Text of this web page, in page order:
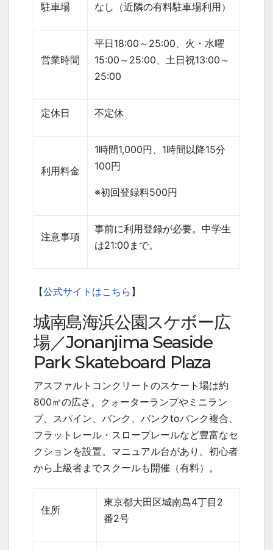
駐車場 なし（近隣の有料駐車場利用）
営業時間
平日18:00 ～ 25:00、火・水曜
15:00 ～ 25:00、土日祝13:00 ～
25:00
定休日 不定休
利用料金
1時間1,000円、 1時間以降15分
100円
※初回登録料500円
注意事項
事前に利用登録が必要。中学生
は21:00 まで。
【公式サイトはこちら 】
城南島海浜公園スケボー広
場／Jonanjima Seaside
Park Skateboard Plaza
アスファルトコンクリートのスケート場は約
800㎡の広さ。クォーターランプやミニラン
プ、スパイン、バンク、バンクtoバンク複合、
フラットレール・スロープレールなど豊富なセ
クションを設置。マニュアル台があり。初心者
から上級者までスクールも開催（有料）。
住所
東京都大田区城南島4丁目 2
番2号